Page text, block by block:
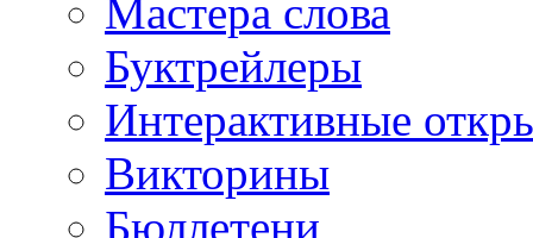
Мастера слова
Буктрейлеры
Интерактивные
Викторины
Бюллетени